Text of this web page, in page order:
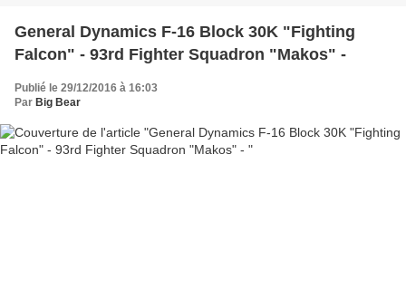
General Dynamics F-16 Block 30K "Fighting
Falcon" - 93rd Fighter Squadron "Makos" -
Publié le 29/12/2016 à 16:03
Par Big Bear